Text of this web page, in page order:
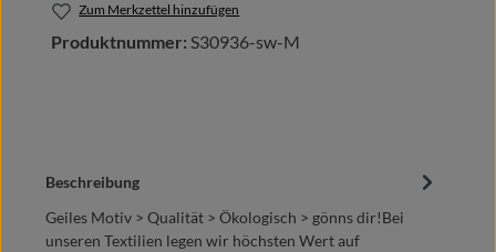
Zum Merkzettel hinzufügen
Produktnummer: S30936-sw-M
Beschreibung
Geiles Motiv > Qualität > Ökologisch > gönns dir!Bei
unseren Textilien legen wir höchsten Wert auf